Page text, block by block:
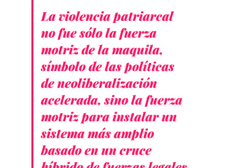
La violencia patriarcal
no fue sólo la fuerza
motriz de la maquila,
símbolo de las políticas
de neoliberalización
acelerada, sino la fuerza
motriz para instalar un
sistema más amplio
basado en un cruce